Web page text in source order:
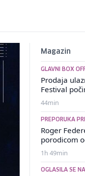
Magazin
GLAVNI BOX
Prodaja
Festival
44min
PREPORUKA
Roger
porodicom
1h 49min
OGLASILA SE